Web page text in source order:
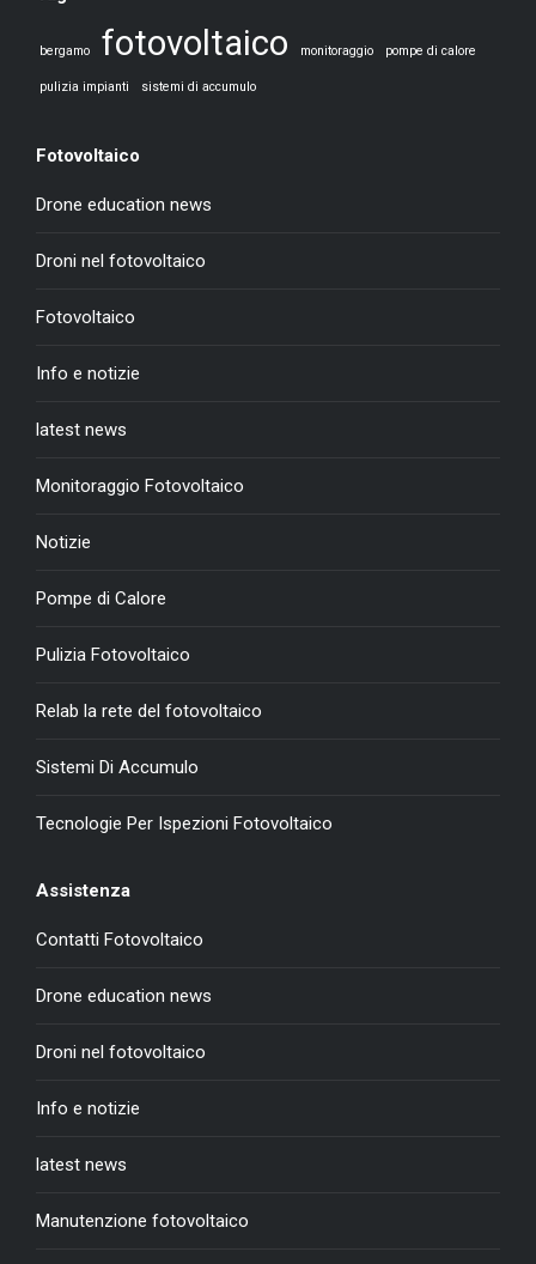
bergamo fotovoltaico monitoraggio pompe di calore
pulizia impianti sistemi di accumulo
Fotovoltaico
Drone education news
Droni nel fotovoltaico
Fotovoltaico
Info e notizie
latest news
Monitoraggio Fotovoltaico
Notizie
Pompe di Calore
Pulizia Fotovoltaico
Relab la rete del fotovoltaico
Sistemi Di Accumulo
Tecnologie Per Ispezioni Fotovoltaico
Assistenza
Contatti Fotovoltaico
Drone education news
Droni nel fotovoltaico
Info e notizie
latest news
Manutenzione fotovoltaico